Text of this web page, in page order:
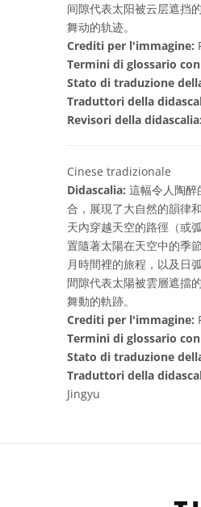
间隙代表太阳被云层遮挡
舞动的轨迹。
Crediti per l'immagine:
Termini di glossario
Stato di traduzione
Traduttori della
Revisori della didascalia:
Cinese tradizionale
Didascalia: 這幅令人陶
合，展現了大自然的韻律
天內穿越天空的路徑（或
置隨著太陽在天空中的季
月時間裡的旅程，以及日
間隙代表太陽被雲層遮擋
舞動的軌跡。
Crediti per l'immagine:
Termini di glossario
Stato di traduzione
Traduttori della
Jingyu